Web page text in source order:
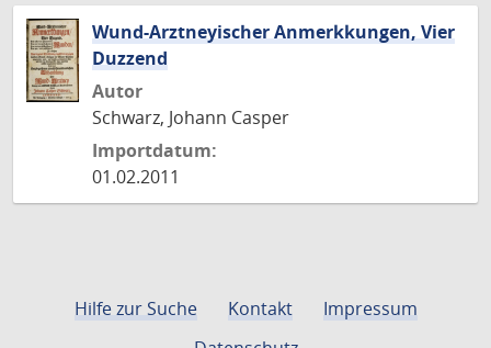
Wund-Arztneyischer Anmerkkungen, Vier
Duzzend
Autor
Schwarz, Johann Casper
Importdatum:
01.02.2011
Hilfe zur Suche Kontakt
Impressum